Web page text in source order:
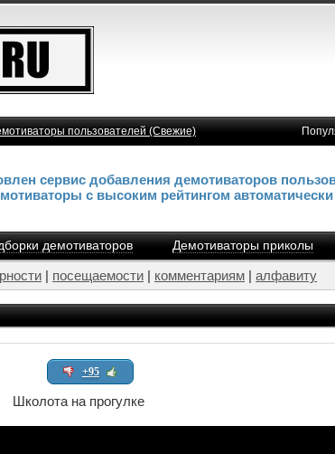
пользователей (Свежие)
сервис добавления демотиваторов
с высоким рейтингом
демотиваторов Демотиваторы приколы
| посещаемости | комментариям | алфавиту
+95
Школота на прогулке